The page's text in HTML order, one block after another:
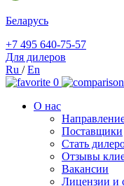
Беларусь
+7 495 640-75-57
Для дилеров
Ru /En
0
О нас
Поставщики
Стать
Отзывы
Вакансии
Лицензии и